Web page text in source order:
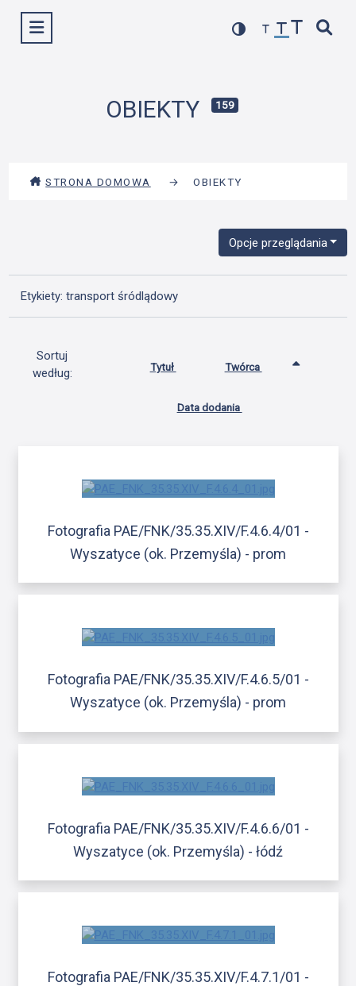
Wyświetl menu
OBIEKTY 159
STRONA DOMOWA → OBIEKTY
Opcje przeglądania
Etykiety: transport śródlądowy
Sortuj
według:
Tytuł Twórca
Data dodania
Fotografia PAE/FNK/35.35.XIV/F.4.6.4/01 -
Wyszatyce (ok. Przemyśla) - prom
Fotografia PAE/FNK/35.35.XIV/F.4.6.5/01 -
Wyszatyce (ok. Przemyśla) - prom
Fotografia PAE/FNK/35.35.XIV/F.4.6.6/01 -
Wyszatyce (ok. Przemyśla) - łódź
Fotografia PAE/FNK/35.35.XIV/F.4.7.1/01 -